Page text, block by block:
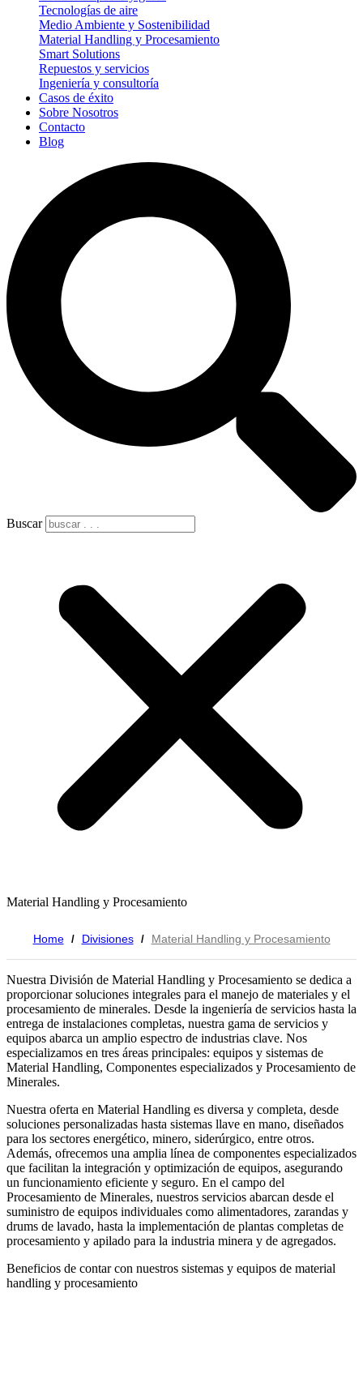
Tecnologías de aire
Medio Ambiente y Sostenibilidad
Material Handling y Procesamiento
Smart Solutions
Repuestos y servicios
Ingeniería y consultoría
Casos de éxito
Sobre Nosotros
Contacto
Blog
Buscar
Material Handling y Procesamiento
Home / Divisiones / Material Handling y Procesamiento
Nuestra División de Material Handling y Procesamiento se dedica a
proporcionar soluciones integrales para el manejo de materiales y el
procesamiento de minerales. Desde la ingeniería de servicios hasta la
entrega de instalaciones completas, nuestra gama de servicios y
equipos abarca un amplio espectro de industrias clave. Nos
especializamos en tres áreas principales: equipos y sistemas de
Material Handling, Componentes especializados y Procesamiento de
Minerales.
Nuestra oferta en Material Handling es diversa y completa, desde
soluciones personalizadas hasta sistemas llave en mano, diseñados
para los sectores energético, minero, siderúrgico, entre otros.
Además, ofrecemos una amplia línea de componentes especializados
que facilitan la integración y optimización de equipos, asegurando
un funcionamiento eficiente y seguro. En el campo del
Procesamiento de Minerales, nuestros servicios abarcan desde el
suministro de equipos individuales como alimentadores, zarandas y
drums de lavado, hasta la implementación de plantas completas de
procesamiento y apilado para la industria minera y de agregados.
Beneficios de contar con nuestros sistemas y equipos de material
handling y procesamiento